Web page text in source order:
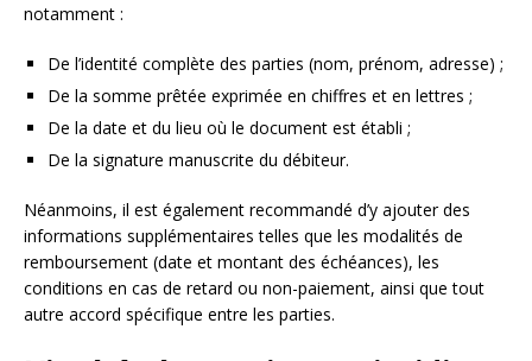
notamment :
De l’identité complète des parties (nom, prénom, adresse) ;
De la somme prêtée exprimée en chiffres et en lettres ;
De la date et du lieu où le document est établi ;
De la signature manuscrite du débiteur.
Néanmoins, il est également recommandé d’y ajouter des
informations supplémentaires telles que les modalités de
remboursement (date et montant des échéances), les
conditions en cas de retard ou non-paiement, ainsi que tout
autre accord spécifique entre les parties.